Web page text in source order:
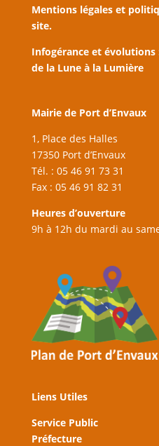
Mentions légales et
site.
Infogérance et évolutions
de la Lune à la Lumière
Mairie de Port d’Envaux
1, Place des Halles
17350 Port d’Envaux
Tél. : 05 46 91 73 31
Fax : 05 46 91 82 31
Heures d’ouverture
9h à 12h du mardi au
Liens Utiles
Service Public
Préfecture